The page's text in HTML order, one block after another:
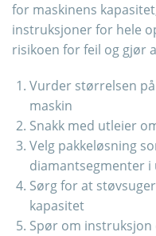
for maskinens
instruksjoner for hele
risikoen for feil og gjør
Vurder størrelsen
maskin
Snakk med utleier
Velg pakkeløsning
diamantsegmenter
Sørg for at
kapasitet
Spør om